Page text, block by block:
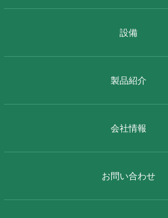
設備
製品紹介
会社情報
お問い合わせ